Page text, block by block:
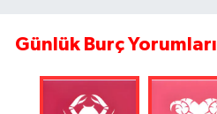
Günlük Burç Yorumları